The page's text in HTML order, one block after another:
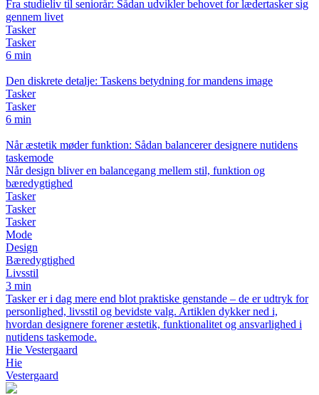
Fra studieliv til seniorår: Sådan udvikler behovet for lædertasker sig
gennem livet
Tasker
Tasker
6 min
Den diskrete detalje: Taskens betydning for mandens image
Tasker
Tasker
6 min
Når æstetik møder funktion: Sådan balancerer designere nutidens
taskemode
Når design bliver en balancegang mellem stil, funktion og
bæredygtighed
Tasker
Tasker
Tasker
Mode
Design
Bæredygtighed
Livsstil
3 min
Tasker er i dag mere end blot praktiske genstande – de er udtryk for
personlighed, livsstil og bevidste valg. Artiklen dykker ned i,
hvordan designere forener æstetik, funktionalitet og ansvarlighed i
nutidens taskemode.
Hie Vestergaard
Hie
Vestergaard